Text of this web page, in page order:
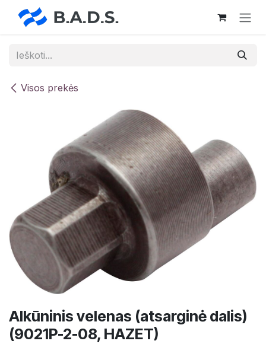
Skip to Content
Visos prekės
Alkūninis velenas (atsarginė dalis)
(9021P-2-08, HAZET)